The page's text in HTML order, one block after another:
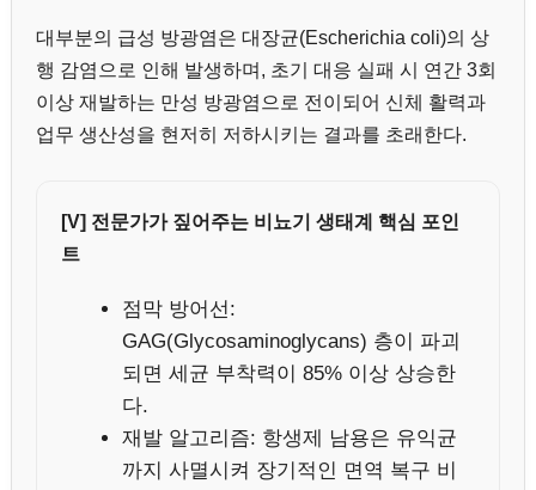
대부분의 급성 방광염은 대장균(Escherichia coli)의 상
행 감염으로 인해 발생하며, 초기 대응 실패 시 연간 3회
이상 재발하는 만성 방광염으로 전이되어 신체 활력과
업무 생산성을 현저히 저하시키는 결과를 초래한다.
[V] 전문가가 짚어주는 비뇨기 생태계 핵심 포인
트
점막 방어선:
GAG(Glycosaminoglycans) 층이 파괴
되면 세균 부착력이 85% 이상 상승한
다.
재발 알고리즘: 항생제 남용은 유익균
까지 사멸시켜 장기적인 면역 복구 비